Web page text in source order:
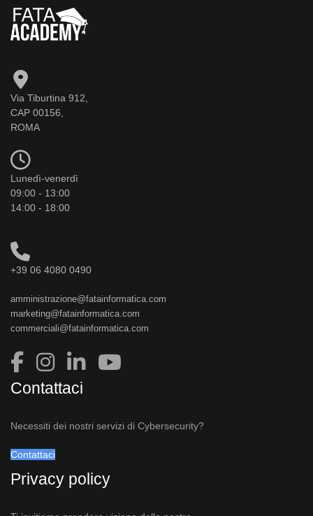
Via Tiburtina 912,
CAP 00156,
ROMA
Lunedì-venerdì
09:00 - 13:00
14:00 - 18:00
+39 06 4080 0490
amministrazione@fatainformatica.com
marketing@fatainformatica.com
commerciali@fatainformatica.com
Contattaci
Necessiti dei nostri servizi di Cybersecurity?
Contattaci
Privacy policy